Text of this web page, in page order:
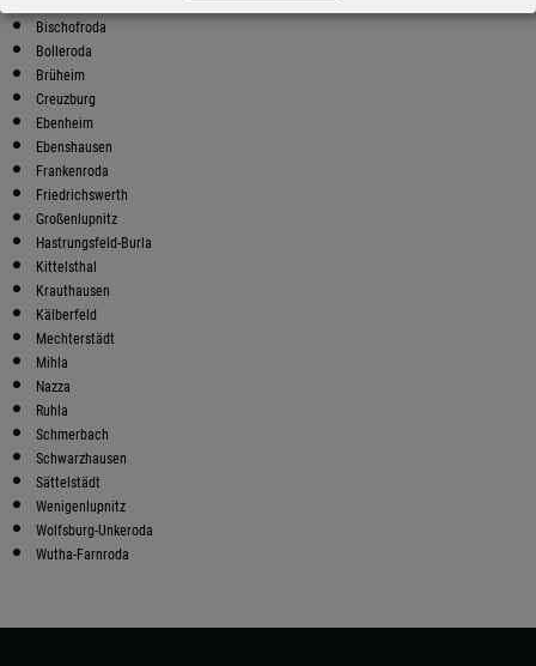
Bischofroda
Bolleroda
Brüheim
Creuzburg
Ebenheim
Ebenshausen
Frankenroda
Friedrichswerth
Großenlupnitz
Hastrungsfeld-Burla
Kittelsthal
Krauthausen
Kälberfeld
Mechterstädt
Mihla
Nazza
Ruhla
Schmerbach
Schwarzhausen
Sättelstädt
Wenigenlupnitz
Wolfsburg-Unkeroda
Wutha-Farnroda